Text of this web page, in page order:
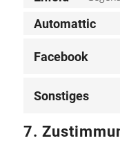
Automattic
Facebook
Sonstiges
7.